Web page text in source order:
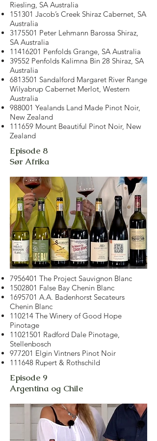
Riesling, SA Australia
151301 Jacob’s Creek Shiraz Cabernet, SA
Australia
3175501 Peter Lehmann Barossa Shiraz,
SA Australia
11416201 Penfolds Grange, SA Australia
39552 Penfolds Kalimna Bin 28 Shiraz, SA
Australia
6813501 Sandalford Margaret River Range
Wilyabrup Cabernet Merlot, Western
Australia
988001 Yealands Land Made Pinot Noir,
New Zealand
111659 Mount Beautiful Pinot Noir, New
Zealand
Episode 8
Sør Afrika
7956401 The Project Sauvignon Blanc
1502801 False Bay Chenin Blanc
1695701 A.A. Badenhorst Secateurs
Chenin Blanc
110214 The Winery of Good Hope
Pinotage
11021501 Radford Dale Pinotage,
Stellenbosch
977201 Elgin Vintners Pinot Noir
111648 Rupert & Rothschild
Episode 9
Argentina og Chile